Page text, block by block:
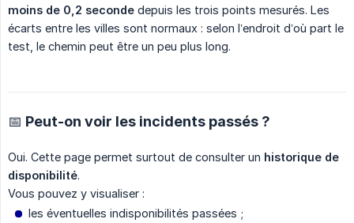
moins de 0,2 seconde depuis les trois points mesurés. Les
écarts entre les villes sont normaux : selon l’endroit d’où part le
test, le chemin peut être un peu plus long.
📅 Peut-on voir les incidents passés ?
Oui. Cette page permet surtout de consulter un historique de
disponibilité.
Vous pouvez y visualiser :
les éventuelles indisponibilités passées ;